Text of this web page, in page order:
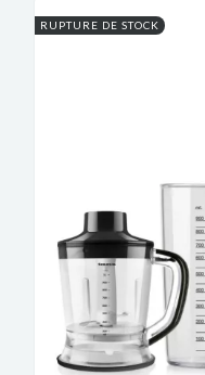
RUPTURE DE STOCK